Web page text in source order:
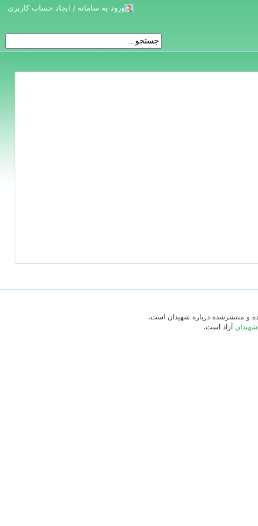
ورود به سامانه / ایجاد حساب کاربری
و منتشرشده درباره شهیدان است.
شهیدان آزاد است.